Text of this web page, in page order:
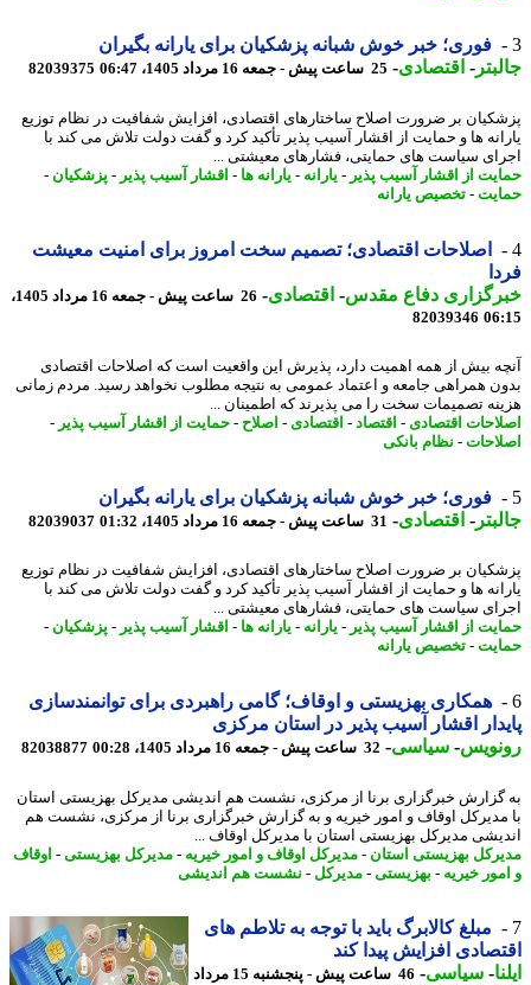
فوری؛ خبر خوش شبانه پزشکیان برای یارانه بگیران
-اقتصادی-25 ساعت پیش - جمعه 16 مرداد 1405، 06:47 82039375
بر ضرورت اصلاح ساختارهای اقتصادی، افزایش شفافیت در نظام توزیع
ها و حمایت از اقشار آسیب پذیر تأکید کرد و گفت دولت تلاش می کند با
سیاست های حمایتی، فشارهای معیشتی ...
از اقشار آسیب پذیر -یارانه- یارانه ها - اقشار آسیب پذیر -پزشکیان-
-تخصیص یارانه
اصلاحات اقتصادی؛ تصمیم سخت امروز برای امنیت معیشت
دفاع مقدس-اقتصادی-
26 ساعت پیش - جمعه 16 مرداد 1405،
82039346
بیش از همه اهمیت دارد، پذیرش این واقعیت است که اصلاحات اقتصادی
همراهی جامعه و اعتماد عمومی به نتیجه مطلوب نخواهد رسید. مردم زمانی
تصمیمات سخت را می پذیرند که اطمینان ...
اقتصادی-اقتصاد-اقتصادی-اصلاح-حمایت از اقشار آسیب پذیر -
-نظام بانکی
فوری؛ خبر خوش شبانه پزشکیان برای یارانه بگیران
-اقتصادی-31 ساعت پیش - جمعه 16 مرداد 1405، 01:32 82039037
بر ضرورت اصلاح ساختارهای اقتصادی، افزایش شفافیت در نظام توزیع
ها و حمایت از اقشار آسیب پذیر تأکید کرد و گفت دولت تلاش می کند با
سیاست های حمایتی، فشارهای معیشتی ...
از اقشار آسیب پذیر -یارانه- یارانه ها - اقشار آسیب پذیر -پزشکیان-
-تخصیص یارانه
همکاری بهزیستی و اوقاف؛ گامی راهبردی برای توانمندسازی
اقشار آسیب پذیر در استان مرکزی
-سیاسی-32 ساعت پیش - جمعه 16 مرداد 1405، 00:28 82038877
خبرگزاری برنا از مرکزی، نشست هم اندیشی مدیرکل بهزیستی استان
اوقاف و امور خیریه و به گزارش خبرگزاری برنا از مرکزی، نشست هم
مدیرکل بهزیستی استان با مدیرکل اوقاف ...
بهزیستی استان-مدیرکل اوقاف و امور خیریه- مدیرکل بهزیستی-اوقاف
خیریه- بهزیستی-مدیرکل-نشست هم اندیشی
مبلغ کالابرگ باید با توجه به تلاطم های
افزایش پیدا کند
-سیاسی-
46 ساعت پیش - پنجشنبه 15 مرداد